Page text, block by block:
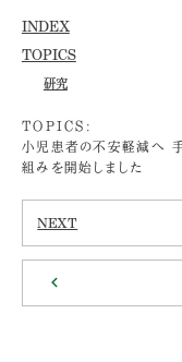
INDEX
TOPICS
研究
TOPICS:
小児患者の不安軽減へ
組みを開始しました
NEXT